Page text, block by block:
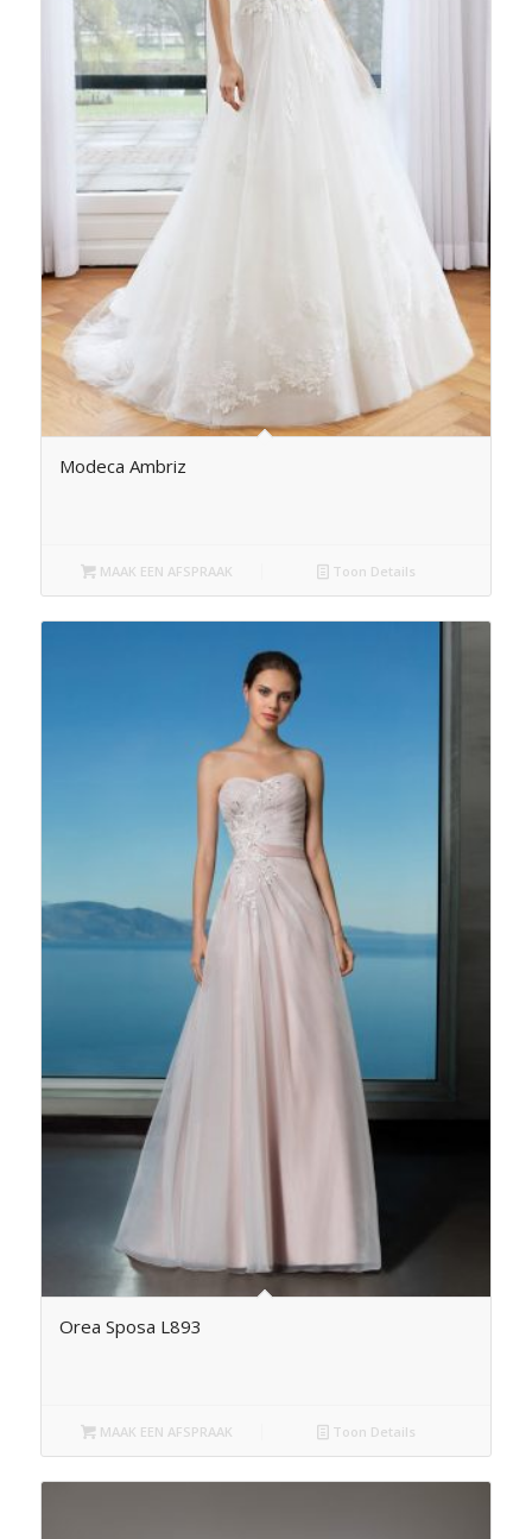
Modeca Ambriz
MAAK EEN AFSPRAAK Toon Details
Orea Sposa L893
MAAK EEN AFSPRAAK Toon Details